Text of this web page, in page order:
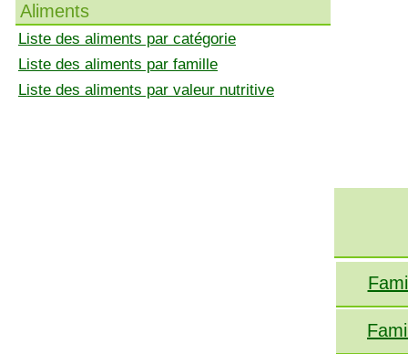
Aliments
Liste des aliments par catégorie
Liste des aliments par famille
Liste des aliments par valeur nutritive